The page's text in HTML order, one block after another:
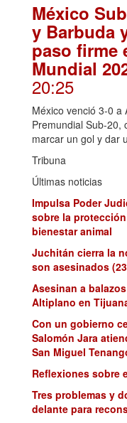
México
y Barbuda
paso firme
Mundial
20:25
México venció 3-0 a
Premundial Sub-20,
marcar un gol y dar
Tribuna
Últimas noticias
Impulsa Poder
sobre la
bienestar animal
Juchitán cierra la
son asesinados
Asesinan a
Altiplano en
Con un gobierno
Salomón Jara
San Miguel
Reflexiones sobre
Tres problemas y
delante para